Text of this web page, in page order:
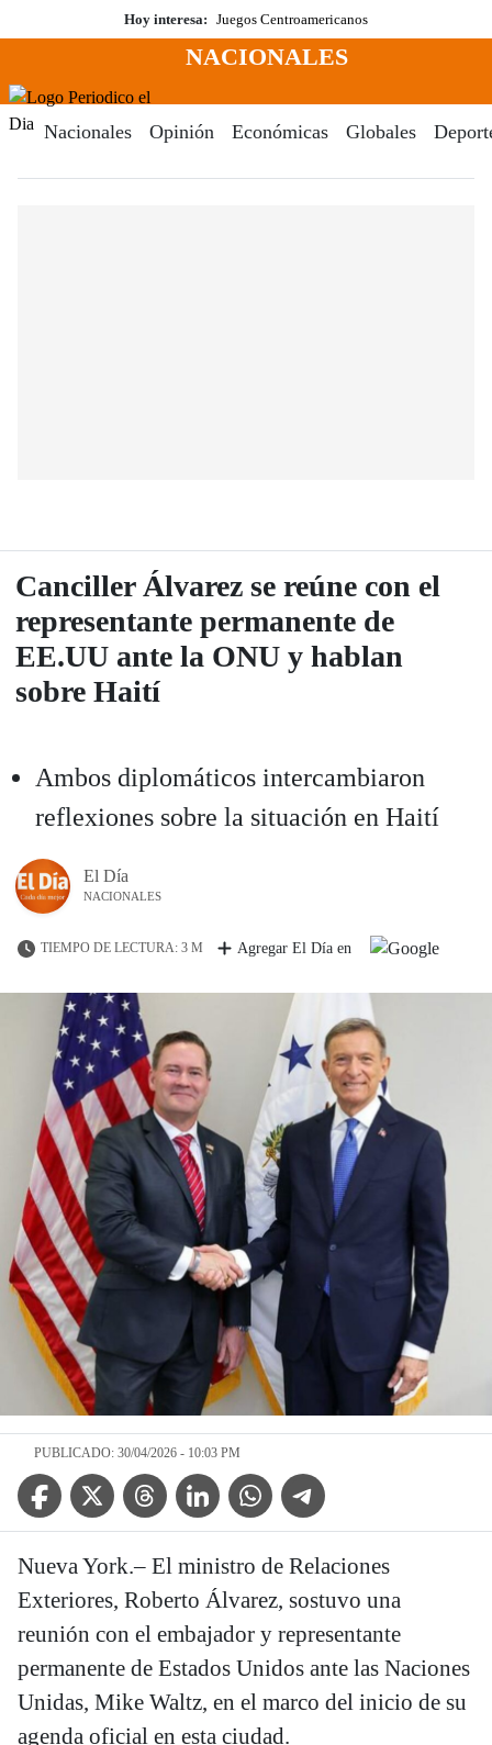
al
Hoy interesa: Juegos Centroamericanos
Menú
NACIONALES
Nacionales Opinión Económicas Globales
Canciller Álvarez se reúne con el
representante permanente de
EE.UU ante la ONU y hablan
sobre Haití
Ambos diplomáticos intercambiaron
reflexiones sobre la situación en Haití
El Día
NACIONALES
TIEMPO DE LECTURA: 3 M Agregar El Día en
PUBLICADO: 30/04/2026 - 10:03 PM
Facebook IconTwitter IconThreads IconLinkedin IconWhatsApp IconTelegram Icon
Nueva York.– El ministro de Relaciones
Exteriores, Roberto Álvarez, sostuvo una
reunión con el embajador y representante
permanente de Estados Unidos ante las Naciones
Unidas, Mike Waltz, en el marco del inicio de su
agenda oficial en esta ciudad.